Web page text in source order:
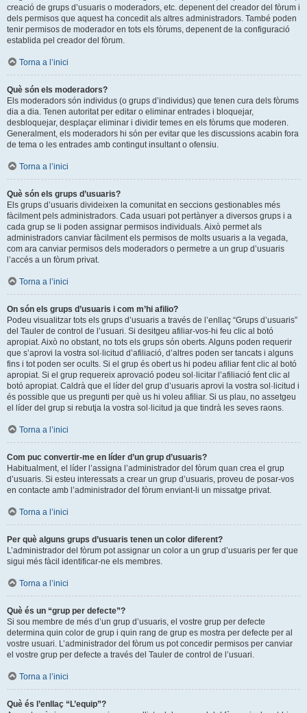
creació de grups d’usuaris o moderadors, etc. depenent del creador del fòrum i
dels permisos que aquest ha concedit als altres administradors. També poden
tenir permisos de moderador en tots els fòrums, depenent de la configuració
establida pel creador del fòrum.
Torna a l’inici
Què són els moderadors?
Els moderadors són individus (o grups d’individus) que tenen cura dels fòrums
dia a dia. Tenen autoritat per editar o eliminar entrades i bloquejar,
desbloquejar, desplaçar eliminar i dividir temes en els fòrums que moderen.
Generalment, els moderadors hi són per evitar que les discussions acabin fora
de tema o les entrades amb contingut insultant o ofensiu.
Torna a l’inici
Què són els grups d’usuaris?
Els grups d’usuaris divideixen la comunitat en seccions gestionables més
fàcilment pels administradors. Cada usuari pot pertànyer a diversos grups i a
cada grup se li poden assignar permisos individuals. Això permet als
administradors canviar fàcilment els permisos de molts usuaris a la vegada,
com ara canviar permisos dels moderadors o permetre a un grup d’usuaris
l’accés a un fòrum privat.
Torna a l’inici
On són els grups d’usuaris i com m’hi afilio?
Podeu visualitzar tots els grups d’usuaris a través de l’enllaç “Grups d’usuaris”
del Tauler de control de l’usuari. Si desitgeu afiliar-vos-hi feu clic al botó
apropiat. Això no obstant, no tots els grups són oberts. Alguns poden requerir
que s’aprovi la vostra sol·licitud d’afiliació, d’altres poden ser tancats i alguns
fins i tot poden ser ocults. Si el grup és obert us hi podeu afiliar fent clic al botó
apropiat. Si el grup requereix aprovació podeu sol·licitar l’afiliació fent clic al
botó apropiat. Caldrà que el líder del grup d’usuaris aprovi la vostra sol·licitud i
és possible que us pregunti per què us hi voleu afiliar. Si us plau, no assetgeu
el líder del grup si rebutja la vostra sol·licitud ja que tindrà les seves raons.
Torna a l’inici
Com puc convertir-me en líder d’un grup d’usuaris?
Habitualment, el líder l’assigna l’administrador del fòrum quan crea el grup
d’usuaris. Si esteu interessats a crear un grup d’usuaris, proveu de posar-vos
en contacte amb l’administrador del fòrum enviant-li un missatge privat.
Torna a l’inici
Per què alguns grups d’usuaris tenen un color diferent?
L’administrador del fòrum pot assignar un color a un grup d’usuaris per fer que
sigui més fàcil identificar-ne els membres.
Torna a l’inici
Què és un “grup per defecte”?
Si sou membre de més d’un grup d’usuaris, el vostre grup per defecte
determina quin color de grup i quin rang de grup es mostra per defecte per al
vostre usuari. L’administrador del fòrum us pot concedir permisos per canviar
el vostre grup per defecte a través del Tauler de control de l’usuari.
Torna a l’inici
Què és l’enllaç “L’equip”?